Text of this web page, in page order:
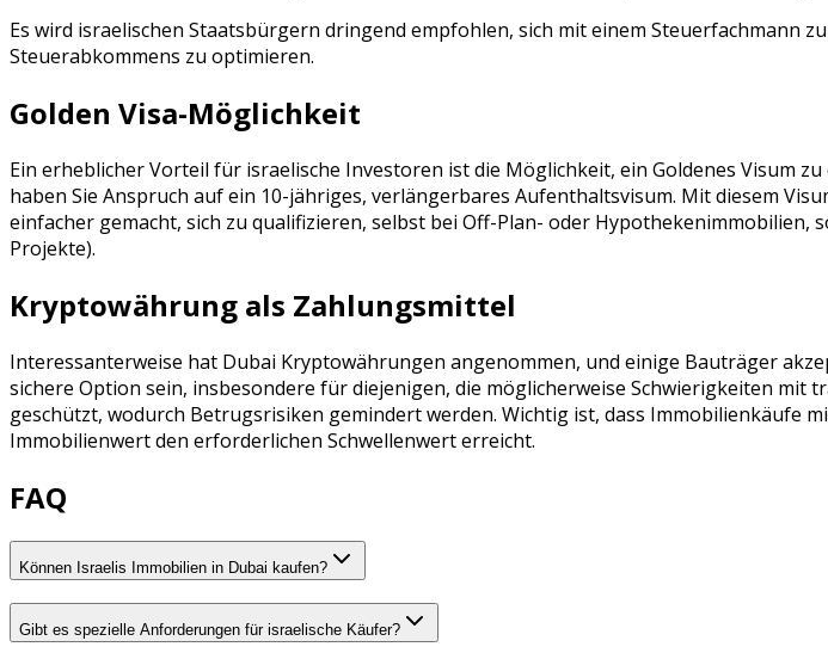
Es wird israelischen Staatsbürgern dringend empfohlen, sich mit einem Steuerfachmann
Steuerabkommens zu optimieren.
Golden Visa-Möglichkeit
Ein erheblicher Vorteil für israelische Investoren ist die Möglichkeit, ein Goldenes Visum
haben Sie Anspruch auf ein 10-jähriges, verlängerbares Aufenthaltsvisum. Mit diesem
einfacher gemacht, sich zu qualifizieren, selbst bei Off-Plan- oder
Projekte).
Kryptowährung als Zahlungsmittel
Interessanterweise hat Dubai Kryptowährungen angenommen, und einige Bauträger
sichere Option sein, insbesondere für diejenigen, die möglicherweise Schwierigkeiten
geschützt, wodurch Betrugsrisiken gemindert werden. Wichtig ist, dass Immobilienkäufe
Immobilienwert den erforderlichen Schwellenwert erreicht.
FAQ
Können Israelis Immobilien in Dubai kaufen?
Gibt es spezielle Anforderungen für israelische Käufer?